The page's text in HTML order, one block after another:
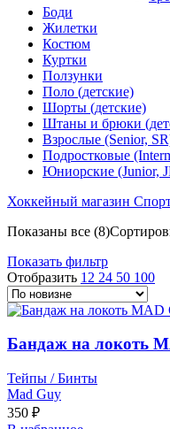
Боди
Жилетки
Костюм
Куртки
Ползунки
Поло (детские)
Шорты (детские)
Штаны и брюки
Взрослые (Senior,
Подростковые
Юниорские (Junior,
Хоккейный магазин
Показаны все (8)
Показать фильтр
Отобразить 12 24 50 100
Бандаж на локоть
Тейпы / Бинты
Mad Guy
350 ₽